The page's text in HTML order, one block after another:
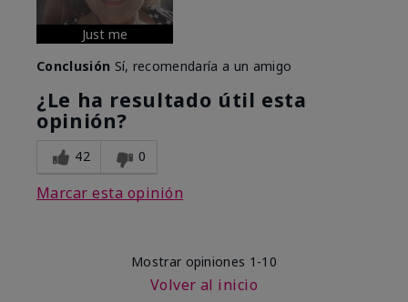
Just me
Conclusión Sí, recomendaría a un amigo
¿Le ha resultado útil esta
opinión?
42 0
Marcar esta opinión
Mostrar opiniones 1-10
Volver al inicio